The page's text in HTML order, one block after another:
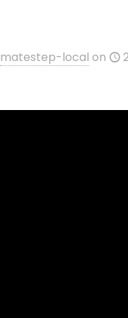
matestep-local on